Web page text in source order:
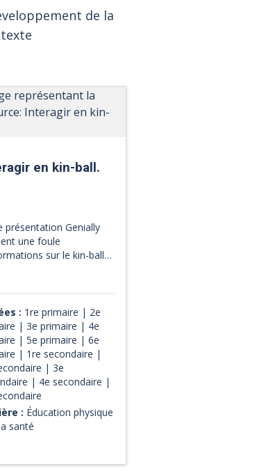
de la
en kin-ball.
présentation Genially
une foule
sur le kin-ball
de
et de
avec l’équipe.
il intègre le
numérique
au bon
du jeu : un
un outil de
un tableau de
: 1re primaire | 2e
| 3e primaire | 4e
| 5e primaire | 6e
| 1re secondaire |
| 3e
| 4e secondaire |
: Éducation physique
santé